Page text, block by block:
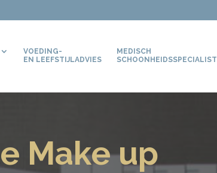
VOEDING-
EN LEEFSTIJLADVIES
MEDISCH
SCHOONHEIDSSPECIALIST
Make up